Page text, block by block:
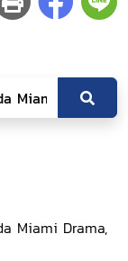
Miami Drama,